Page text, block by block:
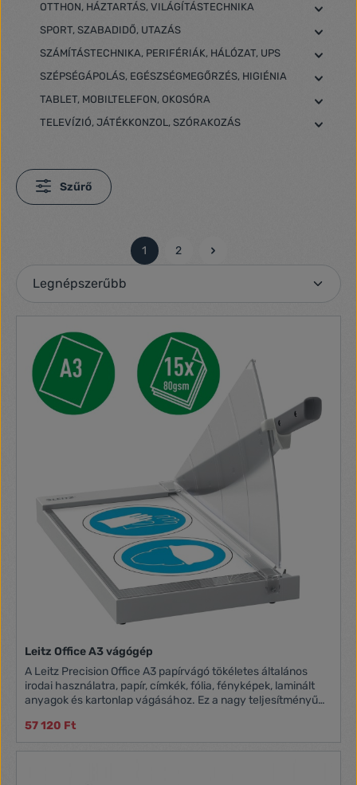
OTTHON, HÁZTARTÁS, VILÁGÍTÁSTECHNIKA
SPORT, SZABADIDŐ, UTAZÁS
SZÁMÍTÁSTECHNIKA, PERIFÉRIÁK, HÁLÓZAT, UPS
SZÉPSÉGÁPOLÁS, EGÉSZSÉGMEGŐRZÉS, HIGIÉNIA
TABLET, MOBILTELEFON, OKOSÓRA
TELEVÍZIÓ, JÁTÉKKONZOL, SZÓRAKOZÁS
Szűrő
Oldal
1
Oldal
2
Leitz Office A3 vágógép
A Leitz Precision Office A3 papírvágó tökéletes általános
irodai használatra, papír, címkék, fólia, fényképek, laminált
anyagok és kartonlap vágásához. Ez a nagy teljesítményű
precízen vág akár 15 A3-as (80 g/m2) papírlapot is.
Egyedülálló EdgeGlow technológiával, amely megvilágítja a
57 120 Ft